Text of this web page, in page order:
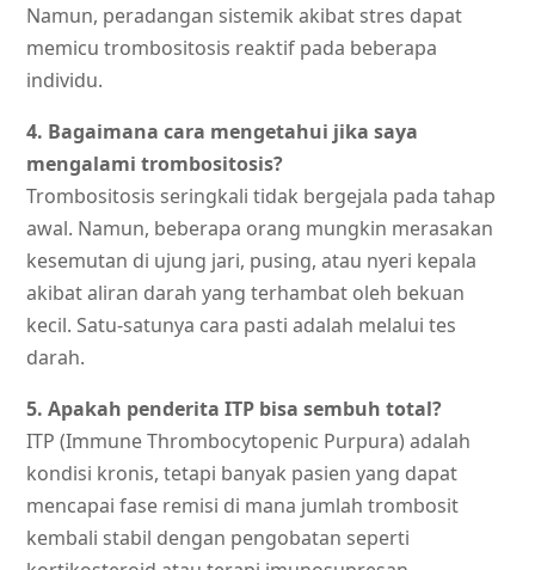
Namun, peradangan sistemik akibat stres dapat
memicu trombositosis reaktif pada beberapa
individu.
4. Bagaimana cara mengetahui jika saya
mengalami trombositosis?
Trombositosis seringkali tidak bergejala pada tahap
awal. Namun, beberapa orang mungkin merasakan
kesemutan di ujung jari, pusing, atau nyeri kepala
akibat aliran darah yang terhambat oleh bekuan
kecil. Satu-satunya cara pasti adalah melalui tes
darah.
5. Apakah penderita ITP bisa sembuh total?
ITP (Immune Thrombocytopenic Purpura) adalah
kondisi kronis, tetapi banyak pasien yang dapat
mencapai fase remisi di mana jumlah trombosit
kembali stabil dengan pengobatan seperti